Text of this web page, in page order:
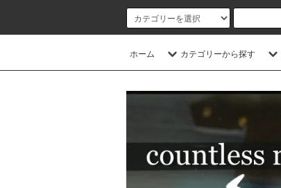
ホーム カテゴリーから探す